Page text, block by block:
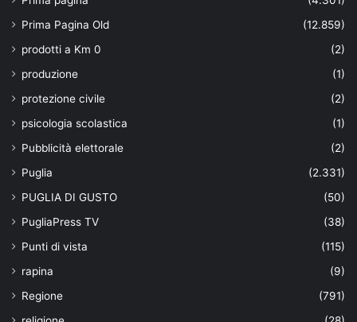
Prima Pagina Old
(12.859)
prodotti a Km 0
(2)
produzione
(1)
protezione civile
(2)
psicologia scolastica
(1)
Pubblicità elettorale
(2)
Puglia
(2.331)
PUGLIA DI GUSTO
(50)
PugliaPress TV
(38)
Punti di vista
(115)
rapina
(9)
Regione
(791)